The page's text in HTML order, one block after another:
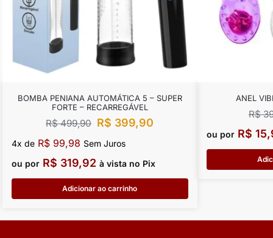
BOMBA PENIANA AUTOMÁTICA 5 – SUPER
FORTE – RECARREGÁVEL
R$499,90 R$ 399,90
4x de R$99,98 Sem Juros
ou por R$ 319,92 à vista no Pix
Adicionar ao carrinho
ANEL
R$
ou por R$